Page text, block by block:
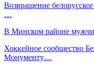
Возвращение
…
В Минском районе
Хоккейное сообщество
Монументу…